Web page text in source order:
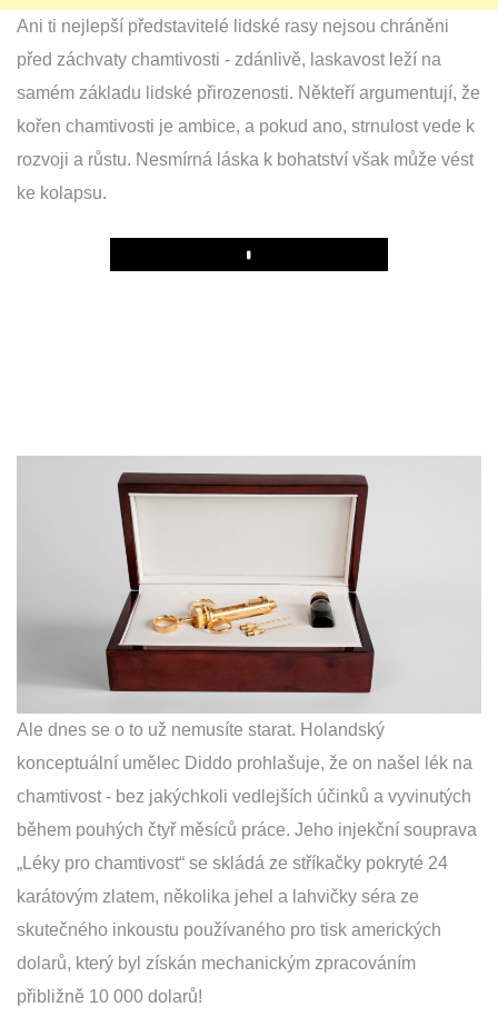
Ani ti nejlepší představitelé lidské rasy nejsou chráněni
před záchvaty chamtivosti - zdánlivě, laskavost leží na
samém základu lidské přirozenosti. Někteří argumentují, že
kořen chamtivosti je ambice, a pokud ano, strnulost vede k
rozvoji a růstu. Nesmírná láska k bohatství však může vést
ke kolapsu.
Play
Ale dnes se o to už nemusíte starat. Holandský
konceptuální umělec Diddo prohlašuje, že on našel lék na
chamtivost - bez jakýchkoli vedlejších účinků a vyvinutých
během pouhých čtyř měsíců práce. Jeho injekční souprava
„Léky pro chamtivost“ se skládá ze stříkačky pokryté 24
karátovým zlatem, několika jehel a lahvičky séra ze
skutečného inkoustu používaného pro tisk amerických
dolarů, který byl získán mechanickým zpracováním
přibližně 10 000 dolarů!